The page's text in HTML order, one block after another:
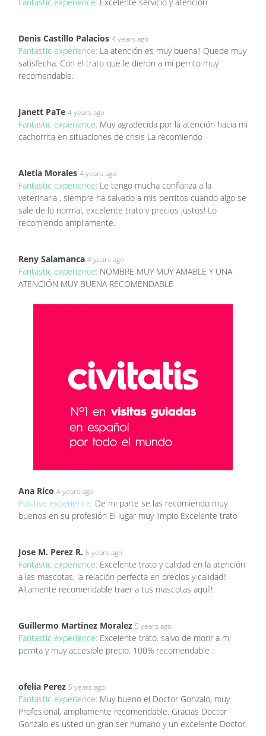
Denis Castillo Palacios 4 years ago
Fantastic experience: La atención es muy buena!! Quede muy
satisfecha. Con el trato que le dieron a mi perrito muy
recomendable.
Janett PaTe 4 years ago
Fantastic experience: Muy agradecida por la atención hacia mi
cachorrita en situaciones de crisis La recomiendo
Aletia Morales 4 years ago
Fantastic experience: Le tengo mucha confianza a la
veterinaria , siempre ha salvado a mis perritos cuando algo se
sale de lo normal, excelente trato y precios justos! Lo
recomiendo ampliamente.
Reny Salamanca 4 years ago
Fantastic experience: NOMBRE MUY MUY AMABLE Y UNA
ATENCIÓN MUY BUENA RECOMENDABLE
Ana Rico 4 years ago
Positive experience: De mi parte se las recomiendo muy
buenos en su profesión El lugar muy limpio Excelente trato
Jose M. Perez R. 5 years ago
Fantastic experience: Excelente trato y calidad en la atención
a las mascotas, la relación perfecta en precios y calidad!!
Altamente recomendable traer a tus mascotas aquí!!
Guillermo Martinez Moralez 5 years ago
Fantastic experience: Excelente trato. salvo de morir a mi
perrita y muy accesible precio. 100% recomendable .
ofelia Perez 5 years ago
Fantastic experience: Muy bueno el Doctor Gonzalo, muy
Profesional, ampliamente recomendable. Gracias Doctor
Gonzalo es usted un gran ser humano y un excelente Doctor.